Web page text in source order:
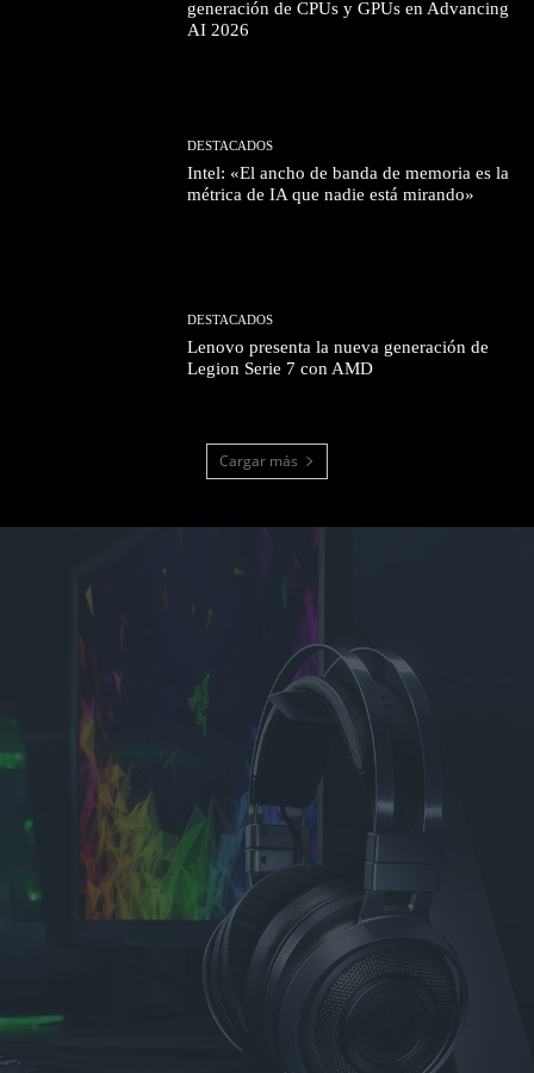
generación de CPUs y GPUs en Advancing
AI 2026
DESTACADOS
Intel: «El ancho de banda de memoria es la
métrica de IA que nadie está mirando»
DESTACADOS
Lenovo presenta la nueva generación de
Legion Serie 7 con AMD
Cargar más